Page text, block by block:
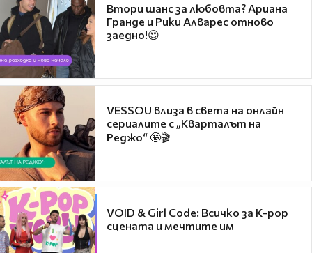
Втори шанс за любовта? Ариана
Гранде и Рики Алварес отново
заедно!😍
VESSOU влиза в света на онлайн
сериалите с „Кварталът на
Реджо“ 🤩🎬
VOID & Girl Code: Всичко за K-pop
сцената и мечтите им